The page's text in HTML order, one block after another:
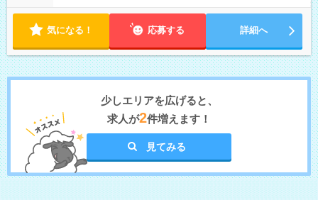
気になる！ 応募する 詳細へ
少しエリアを広げると、
求人が2件増えます！
見てみる